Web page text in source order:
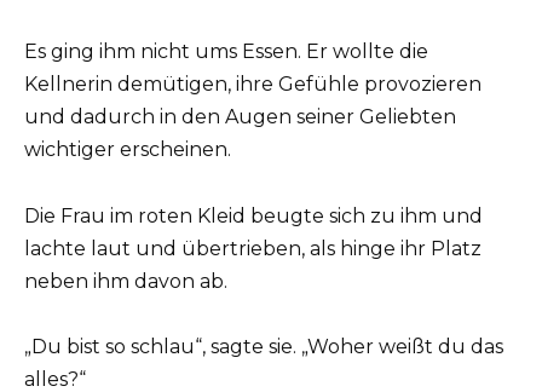
Es ging ihm nicht ums Essen. Er wollte die
Kellnerin demütigen, ihre Gefühle provozieren
und dadurch in den Augen seiner Geliebten
wichtiger erscheinen.
Die Frau im roten Kleid beugte sich zu ihm und
lachte laut und übertrieben, als hinge ihr Platz
neben ihm davon ab.
„Du bist so schlau“, sagte sie. „Woher weißt du das
alles?“